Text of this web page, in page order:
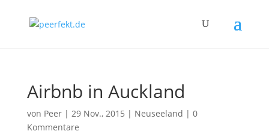
Airbnb in Auckland
von Peer| 29 Nov., 2015 | Neuseeland | 0
Kommentare